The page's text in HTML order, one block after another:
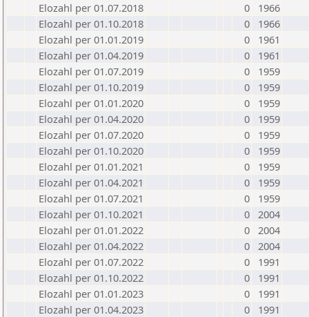
Elozahl per 01.07.2018
0
1966
Elozahl per 01.10.2018
0
1966
Elozahl per 01.01.2019
0
1961
Elozahl per 01.04.2019
0
1961
Elozahl per 01.07.2019
0
1959
Elozahl per 01.10.2019
0
1959
Elozahl per 01.01.2020
0
1959
Elozahl per 01.04.2020
0
1959
Elozahl per 01.07.2020
0
1959
Elozahl per 01.10.2020
0
1959
Elozahl per 01.01.2021
0
1959
Elozahl per 01.04.2021
0
1959
Elozahl per 01.07.2021
0
1959
Elozahl per 01.10.2021
0 2004
Elozahl per 01.01.2022
0 2004
Elozahl per 01.04.2022
0 2004
Elozahl per 01.07.2022
0
1991
Elozahl per 01.10.2022
0
1991
Elozahl per 01.01.2023
0
1991
Elozahl per 01.04.2023
0
1991